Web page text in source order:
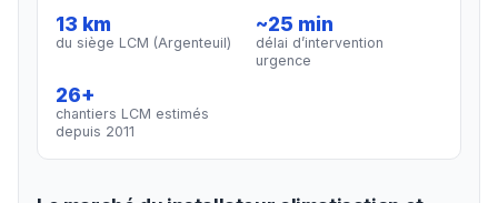
13 km
du siège LCM (Argenteuil)
~25 min
délai d’intervention
urgence
26+
chantiers LCM estimés
depuis 2011